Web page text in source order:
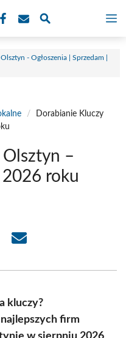
Olsztyn - Ogłoszenia | Sprzedam |
/
Dorabianie Kluczy
–
2026 roku
Share
kluczy?
firm